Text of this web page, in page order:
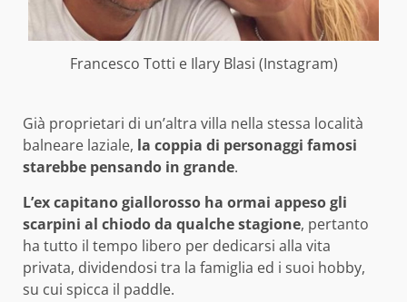
Francesco Totti e Ilary Blasi (Instagram)
Già proprietari di un’altra villa nella stessa località
balneare laziale, la coppia di personaggi famosi
starebbe pensando in grande.
L’ex capitano giallorosso ha ormai appeso gli
scarpini al chiodo da qualche stagione, pertanto
ha tutto il tempo libero per dedicarsi alla vita
privata, dividendosi tra la famiglia ed i suoi hobby,
su cui spicca il paddle.